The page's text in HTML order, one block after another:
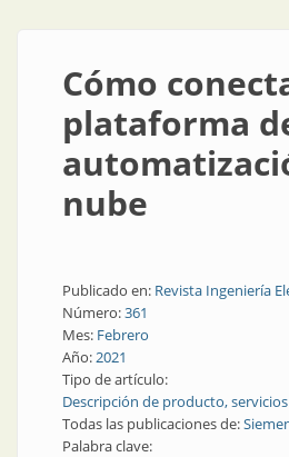
Cómo
plataforma
nube
Publicado en: Revista Ingeniería
Número:361
Mes: Febrero
Año:2021
Tipo de artículo:
Descripción de producto,
Todas las publicaciones de:
Palabra clave: